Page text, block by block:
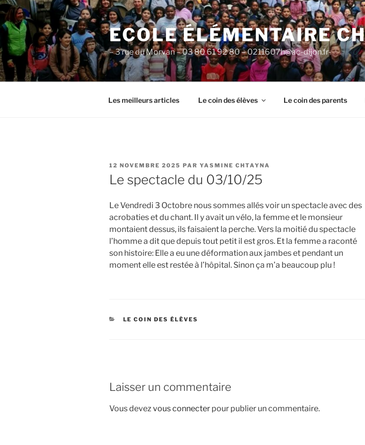
Aller
au
contenu
principal
ECOLE ÉLÉMENTAIRE
– 3 rue du Morvan – 03 80 61 92 80 – 0211607h@ac-dijon.fr-
Les meilleurs articles Le coin des élèves Le coin des parents
PUBLIÉ
LE
12 NOVEMBRE 2025 PAR YASMINE CHTAYNA
Le spectacle du 03/10/25
Le Vendredi 3 Octobre nous sommes allés voir un spectacle avec des
acrobaties et du chant. Il y avait un vélo, la femme et le monsieur
montaient dessus, ils faisaient la perche. Vers la moitié du spectacle
l’homme a dit que depuis tout petit il est gros. Et la femme a raconté
son histoire: Elle a eu une déformation aux jambes et pendant un
moment elle est restée à l’hôpital. Sinon ça m’a beaucoup plu !
CATÉGORIES
LE COIN DES ÉLÈVES
Laisser un commentaire
Vous devez vous connecter pour publier un commentaire.